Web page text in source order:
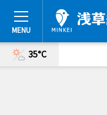
35°C